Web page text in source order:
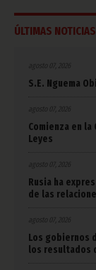
ÚLTIMAS NOTICIAS
agosto 07, 2026
S.E. Nguema
agosto 07, 2026
Comienza en
Leyes
agosto 07, 2026
Rusia ha
de las
agosto 07, 2026
Los gobiernos
los resultados